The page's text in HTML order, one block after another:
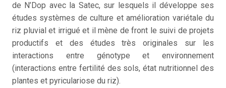
de N’Dop avec la Satec, sur lesquels il développe ses
études systèmes de culture et amélioration variétale du
riz pluvial et irrigué et il mène de front le suivi de projets
productifs et des études très originales sur les
interactions entre génotype et environnement
(interactions entre fertilité des sols, état nutritionnel des
plantes et pyriculariose du riz).